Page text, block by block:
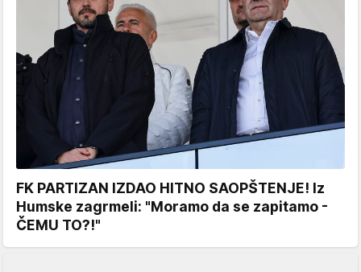
FK PARTIZAN IZDAO HITNO SAOPŠTENJE! Iz
Humske zagrmeli: "Moramo da se zapitamo -
ČEMU TO?!"